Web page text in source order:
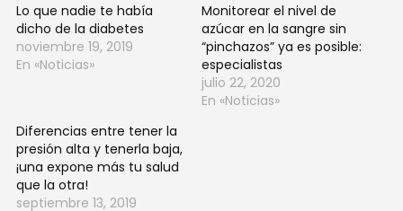
Lo que nadie te había
dicho de la diabetes
noviembre 19, 2019
En «Noticias»
Monitorear el nivel de
azúcar en la sangre sin
“pinchazos” ya es posible:
especialistas
julio 22, 2020
En «Noticias»
Diferencias entre tener la
presión alta y tenerla baja,
¡una expone más tu salud
que la otra!
septiembre 13, 2019